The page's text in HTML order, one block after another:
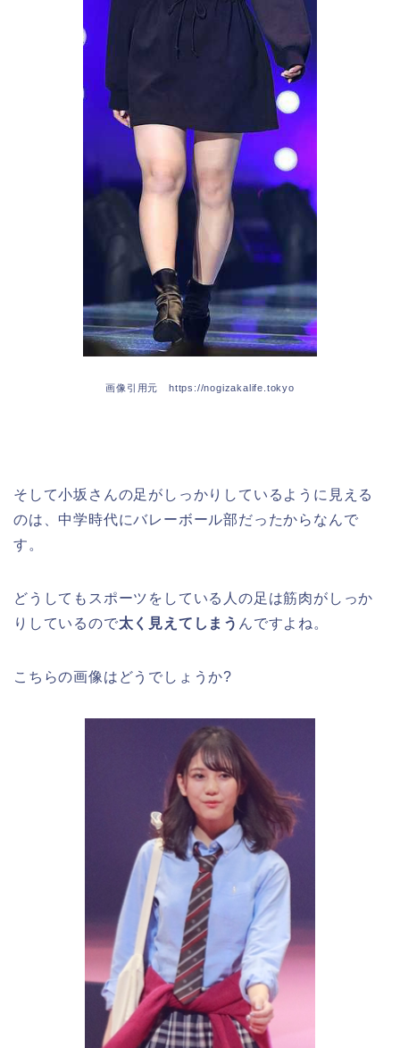
画像引用元 https://nogizakalife.tokyo
そして小坂さんの足がしっかりしているように見える
のは、中学時代にバレーボール部だったからなんで
す。
どうしてもスポーツをしている人の足は筋肉がしっか
りしているので太く見えてしまう んですよね。
こちらの画像はどうでしょうか?